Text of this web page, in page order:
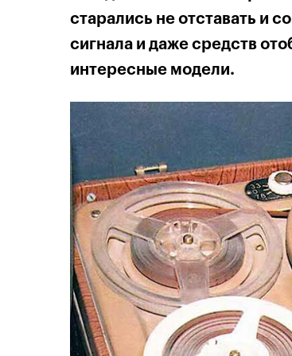
старались не отставать и
сигнала и даже средств
интересные модели.